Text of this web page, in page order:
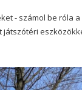
- számol be róla a
játszótéri